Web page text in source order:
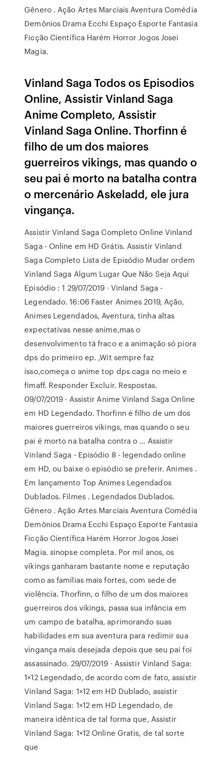
Gênero . Ação Artes Marciais Aventura Comédia
Demônios Drama Ecchi Espaço Esporte Fantasia
Ficção Científica Harém Horror Jogos Josei
Magia.
Vinland Saga Todos os Episodios
Online, Assistir Vinland Saga
Anime Completo, Assistir
Vinland Saga Online. Thorfinn é
filho de um dos maiores
guerreiros vikings, mas quando o
seu pai é morto na batalha contra
o mercenário Askeladd, ele jura
vingança.
Assistir Vinland Saga Completo Online Vinland
Saga - Online em HD Grátis. Assistir Vinland
Saga Completo Lista de Episódio Mudar ordem
Vinland Saga Algum Lugar Que Não Seja Aqui
Episódio : 1 29/07/2019 · Vinland Saga -
Legendado. 16:06 Faster Animes 2019, Ação,
Animes Legendados, Aventura, tinha altas
expectativas nesse anime,mas o
desenvolvimento tá fraco e a animação só piora
dps do primeiro ep. ,Wit sempre faz
isso,começa o anime top dps caga no meio e
fimaff. Responder Excluir. Respostas.
09/07/2019 · Assistir Anime Vinland Saga Online
em HD Legendado. Thorfinn é filho de um dos
maiores guerreiros vikings, mas quando o seu
pai é morto na batalha contra o … Assistir
Vinland Saga - Episódio 8 - legendado online
em HD, ou baixe o episódio se preferir. Animes .
Em lançamento Top Animes Legendados
Dublados. Filmes . Legendados Dublados.
Gênero . Ação Artes Marciais Aventura Comédia
Demônios Drama Ecchi Espaço Esporte Fantasia
Ficção Científica Harém Horror Jogos Josei
Magia. sinopse completa. Por mil anos, os
vikings ganharam bastante nome e reputação
como as famílias mais fortes, com sede de
violência. Thorfinn, o filho de um dos maiores
guerreiros dos vikings, passa sua infância em
um campo de batalha, aprimorando suas
habilidades em sua aventura para redimir sua
vingança mais desejada depois que seu pai foi
assassinado. 29/07/2019 · Assistir Vinland Saga:
1×12 Legendado, de acordo com de fato, assistir
Vinland Saga: 1×12 em HD Dublado, assistir
Vinland Saga: 1×12 em HD Legendado, de
maneira idêntica de tal forma que, Assistir
Vinland Saga: 1×12 Online Gratis, de tal sorte
que